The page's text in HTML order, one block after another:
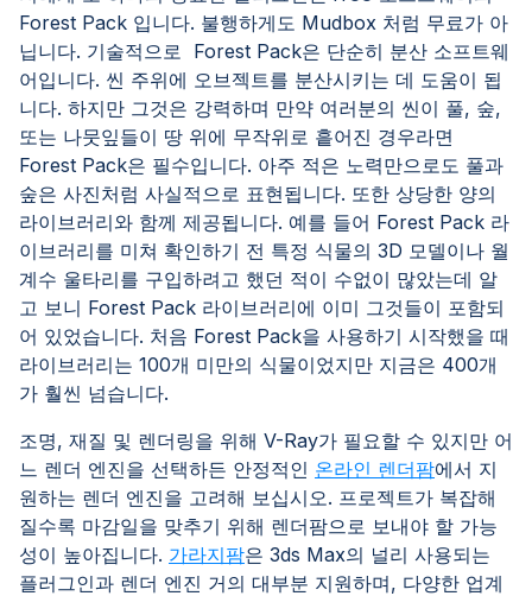
Forest Pack 입니다. 불행하게도 Mudbox 처럼 무료가 아
닙니다. 기술적으로 Forest Pack은 단순히 분산 소프트웨
어입니다. 씬 주위에 오브젝트를 분산시키는 데 도움이 됩
니다. 하지만 그것은 강력하며 만약 여러분의 씬이 풀, 숲,
또는 나뭇잎들이 땅 위에 무작위로 흩어진 경우라면
Forest Pack은 필수입니다. 아주 적은 노력만으로도 풀과
숲은 사진처럼 사실적으로 표현됩니다. 또한 상당한 양의
라이브러리와 함께 제공됩니다. 예를 들어 Forest Pack 라
이브러리를 미쳐 확인하기 전 특정 식물의 3D 모델이나 월
계수 울타리를 구입하려고 했던 적이 수없이 많았는데 알
고 보니 Forest Pack 라이브러리에 이미 그것들이 포함되
어 있었습니다. 처음 Forest Pack을 사용하기 시작했을 때
라이브러리는 100개 미만의 식물이었지만 지금은 400개
가 훨씬 넘습니다.
조명, 재질 및 렌더링을 위해 V-Ray가 필요할 수 있지만 어
느 렌더 엔진을 선택하든 안정적인 온라인 렌더팜에서 지
원하는 렌더 엔진을 고려해 보십시오. 프로젝트가 복잡해
질수록 마감일을 맞추기 위해 렌더팜으로 보내야 할 가능
성이 높아집니다. 가라지팜은 3ds Max의 널리 사용되는
플러그인과 렌더 엔진 거의 대부분 지원하며, 다양한 업계